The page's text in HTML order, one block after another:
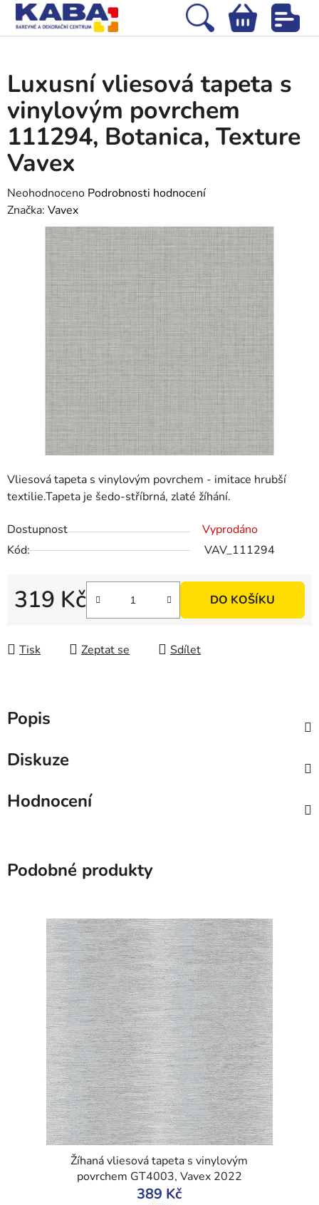
Přejít
obsah
Hledat
NÁKUPNÍ
Vliesová tapeta s vinylovým povrchem - imitace hrubší
textilie.Tapeta je šedo-stříbrná, zlaté žíhání.
Dostupnost
Vyprodáno
Kód:
VAV_111294
319 Kč DO KOŠÍKU
Tisk Zeptat se Sdílet
Luxusní vliesová tapeta s
vinylovým povrchem
111294, Botanica, Texture
Vavex
Průměrné
hodnocení
produktu
hvězdiček.
Neohodnoceno Podrobnosti hodnocení
Značka: Vavex
Popis
Diskuze
Hodnocení
Podobné produkty
Žíhaná vliesová tapeta s vinylovým
povrchem GT4003, Vavex 2022
389 Kč